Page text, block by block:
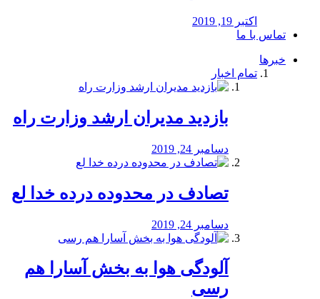
اکتبر 19, 2019
تماس با ما
خبرها
تمام اخبار
بازدید مدیران ارشد وزارت راه
دسامبر 24, 2019
تصادف در محدوده درده خدا لع
دسامبر 24, 2019
آلودگی هوا به بخش آسارا هم
رسی